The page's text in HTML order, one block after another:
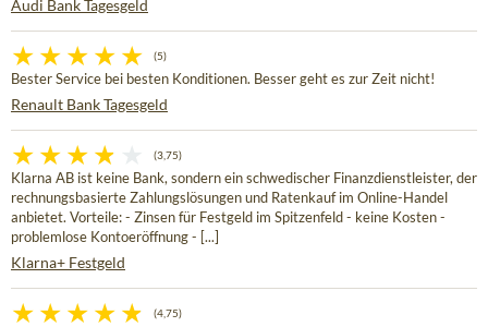
Audi Bank Tagesgeld
(5)
Bester Service bei besten Konditionen. Besser geht es zur Zeit nicht!
Renault Bank Tagesgeld
(3,75)
Klarna AB ist keine Bank, sondern ein schwedischer Finanzdienstleister, der
rechnungsbasierte Zahlungslösungen und Ratenkauf im Online-Handel
anbietet. Vorteile: - Zinsen für Festgeld im Spitzenfeld - keine Kosten -
problemlose Kontoeröffnung - [...]
Klarna+ Festgeld
(4,75)